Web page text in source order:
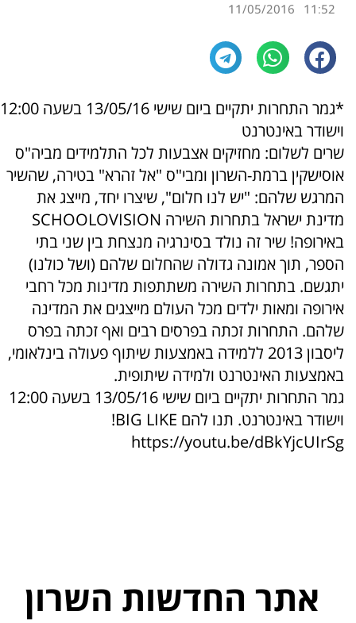
11:52
11/05/2016
*גמר התחרות יתקיים ביום שישי 13/05/16 בשעה 12:00
וישודר באינטרנט
שרים לשלום: מחזיקים אצבעות לכל התלמידים מביה"ס
אוסישקין ברמת-השרון ומבי"ס "אל זהרא" בטירה, שהשיר
המרגש שלהם: "יש לנו חלום", שיצרו יחד, מייצג את
מדינת ישראל בתחרות השירה SCHOOLOVISION
באירופה! שיר זה נולד בסינרגיה מנצחת בין שני בתי
הספר, תוך אמונה גדולה שהחלום שלהם (ושל כולנו)
יתגשם. בתחרות השירה משתתפות מדינות מכל רחבי
אירופה ומאות ילדים מכל העולם מייצגים את המדינה
שלהם. התחרות זכתה בפרסים רבים ואף זכתה בפרס
ליסבון 2013 ללמידה באמצעות שיתוף פעולה בינלאומי,
באמצעות האינטרנט ולמידה שיתופית.
גמר התחרות יתקיים ביום שישי 13/05/16 בשעה 12:00
וישודר באינטרנט. תנו להם BIG LIKE!
https://youtu.be/dBkYjcUIrSg
אתר החדשות השרון